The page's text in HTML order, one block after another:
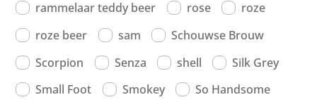
rammelaar teddy beer
rose
roze
roze beer
sam
Schouwse Brouw
Scorpion
Senza shell
Silk Grey
Small Foot
Smokey
So Handsome